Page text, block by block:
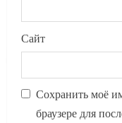
Сайт
Сохранить моё
браузере для